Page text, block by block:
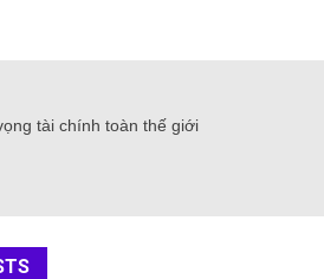
tài chính toàn thế giới